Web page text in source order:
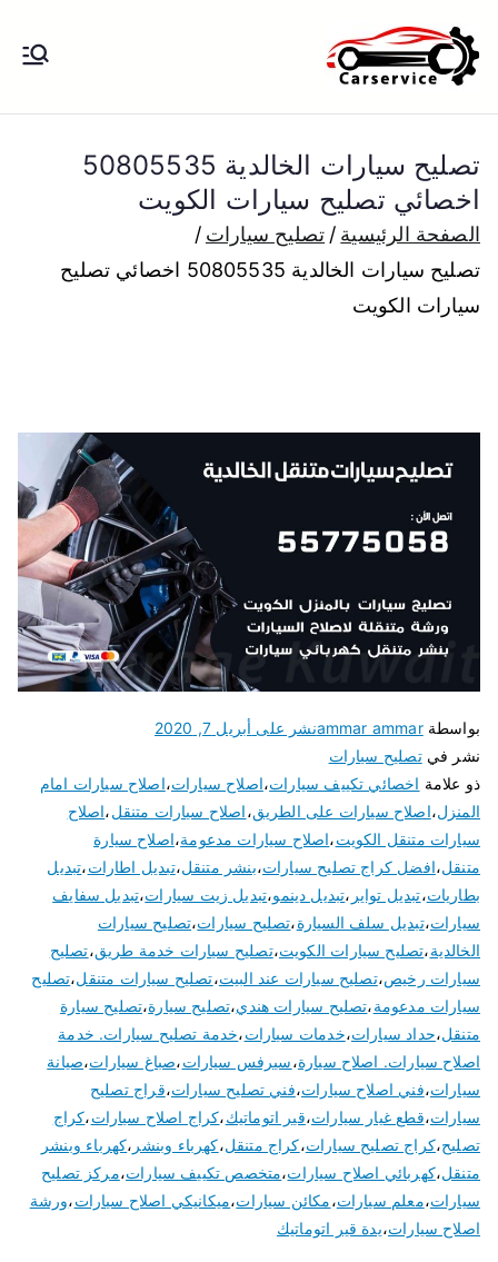
إلى
المحتوى
الكويت
بنشر متنقل الكويت كهرباء وبنشر تبديل
بارخص الاسعارتصليح سيارات الخالدية 50805535
اخصائي تصليح سيارات الكويت
الصفحة الرئيسية
تصليح سيارات
تصليح سيارات الخالدية 50805535 اخصائي تصليح
سيارات الكويت
بواسطةammar ammarنشر على أبريل 7, 2020
نشر فيتصليح سيارات
ذو علامة اخصائي تكييف سيارات،اصلاح سيارات،اصلاح سيارات امام
المنزل،اصلاح سيارات على الطريق،اصلاح سيارات متنقل،اصلاح
سيارات متنقل الكويت،اصلاح سيارات مدعومة،اصلاح سيارة
متنقل،افضل كراج تصليح سيارات،بنشر متنقل،تبديل اطارات،تبديل
بطاريات،تبديل تواير ،تبديل دينمو،تبديل زيت سيارات،تبديل سفايف
سيارات،تبديل سلف السيارة،تصليح سيارات،تصليح سيارات
الخالدية،تصليح سيارات الكويت،تصليح سيارات خدمة طريق،تصليح
سيارات رخيص،تصليح سيارات عند البيت،تصليح سيارات متنقل،تصليح
سيارات مدعومة،تصليح سيارات هندي،تصليح سيارة،تصليح سيارة
متنقل،حداد سيارات،خدمات سيارات،خدمة تصليح سيارات. خدمة
اصلاح سيارات. اصلاح سيارة،سيرفس سيارات،صباغ سيارات،صيانة
سيارات،فني اصلاح سيارات،فني تصليح سيارات،قراج تصليح
سيارات،قطع غيار سيارات،قير اتوماتيك،كراج اصلاح سيارات،كراج
تصليح،كراج تصليح سيارات،كراج متنقل،كهرباء وبنشر ،كهرباء وبنشر
متنقل،كهربائي اصلاح سيارات،متخصص تكييف سيارات،مركز تصليح
سيارات،معلم سيارات،مكائن سيارات،ميكانيكي اصلاح سيارات،ورشة
اصلاح سيارات،يدة قير اتوماتيك